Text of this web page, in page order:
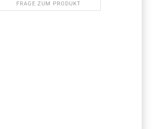
FRAGE ZUM PRODUKT